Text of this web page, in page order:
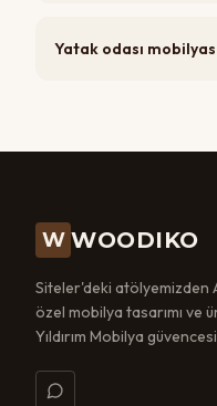
Yatak odası
W WOODIKO
Siteler'deki atölyemizden
özel mobilya tasarımı ve
Yıldırım Mobilya